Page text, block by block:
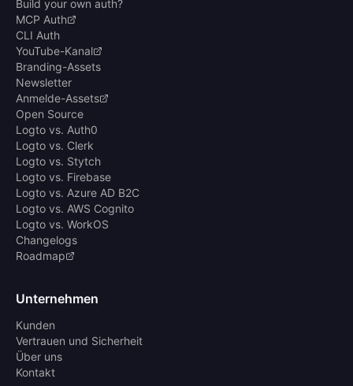
Build your own auth?
MCP Auth
CLI Auth
YouTube-Kanal
Branding-Assets
Newsletter
Anmelde-Assets
Open Source
Logto vs. Auth0
Logto vs. Clerk
Logto vs. Stytch
Logto vs. Firebase
Logto vs. Azure AD B2C
Logto vs. AWS Cognito
Logto vs. WorkOS
Changelogs
Roadmap
Unternehmen
Kunden
Vertrauen und Sicherheit
Über uns
Kontakt